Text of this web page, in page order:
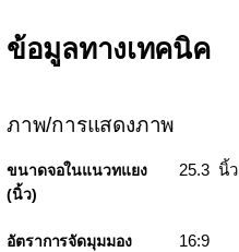
ข้อมูลทางเทคนิค
ภาพ/การแสดงภาพ
ขนาดจอในแนวทแยง
(นิ้ว)
25.3 นิ้ว
อัตราการจัดมุมมอง 16:9